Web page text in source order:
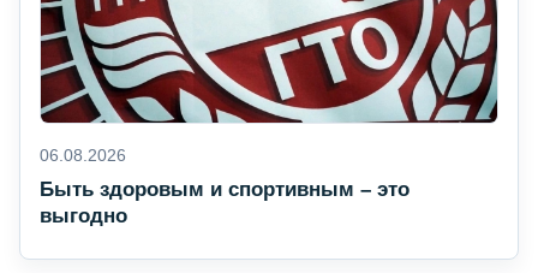
06.08.2026
Быть здоровым и спортивным – это
выгодно